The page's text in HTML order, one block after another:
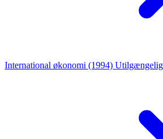
International økonomi (1994) Utilgængelig